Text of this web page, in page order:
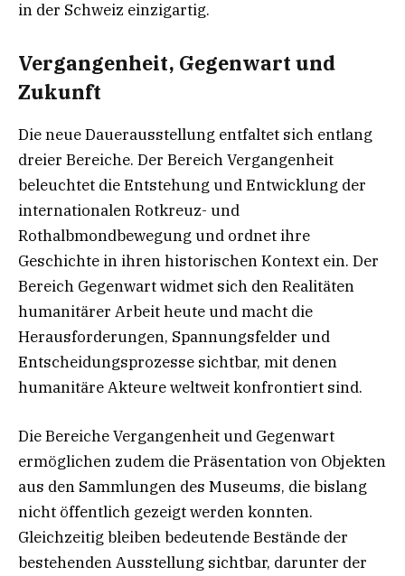
in der Schweiz einzigartig.
Vergangenheit, Gegenwart und
Zukunft
Die neue Dauerausstellung entfaltet sich entlang
dreier Bereiche. Der Bereich Vergangenheit
beleuchtet die Entstehung und Entwicklung der
internationalen Rotkreuz- und
Rothalbmondbewegung und ordnet ihre
Geschichte in ihren historischen Kontext ein. Der
Bereich Gegenwart widmet sich den Realitäten
humanitärer Arbeit heute und macht die
Herausforderungen, Spannungsfelder und
Entscheidungsprozesse sichtbar, mit denen
humanitäre Akteure weltweit konfrontiert sind.
Die Bereiche Vergangenheit und Gegenwart
ermöglichen zudem die Präsentation von Objekten
aus den Sammlungen des Museums, die bislang
nicht öffentlich gezeigt werden konnten.
Gleichzeitig bleiben bedeutende Bestände der
bestehenden Ausstellung sichtbar, darunter der